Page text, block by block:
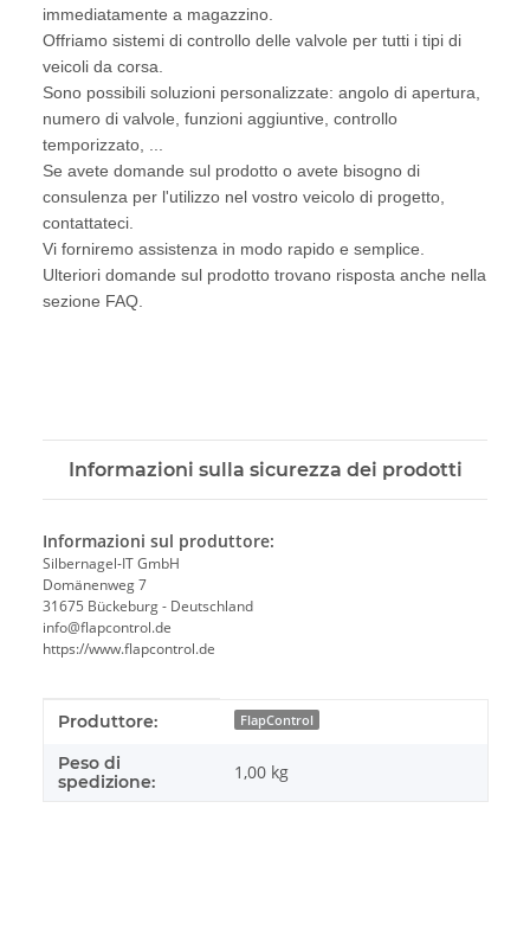
immediatamente a magazzino.
Offriamo sistemi di controllo delle valvole per tutti i tipi di
veicoli da corsa.
Sono possibili soluzioni personalizzate: angolo di apertura,
numero di valvole, funzioni aggiuntive, controllo
temporizzato, ...
Se avete domande sul prodotto o avete bisogno di
consulenza per l'utilizzo nel vostro veicolo di progetto,
contattateci.
Vi forniremo assistenza in modo rapido e semplice.
Ulteriori domande sul prodotto trovano risposta anche nella
sezione FAQ.
Informazioni sulla sicurezza dei prodotti
Informazioni sul produttore:
Silbernagel-IT GmbH
Domänenweg 7
31675 Bückeburg - Deutschland
info@flapcontrol.de
https://www.flapcontrol.de
#productDetails.itemInformation#
#productDetails.itemValue#
Produttore: FlapControl
Peso di
spedizione:
1,00 kg